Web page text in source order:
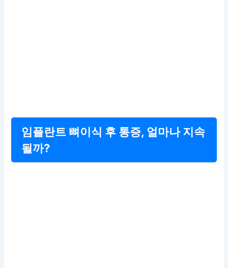
임플란트 뼈이식 후 통증, 얼마나 지속
될까?